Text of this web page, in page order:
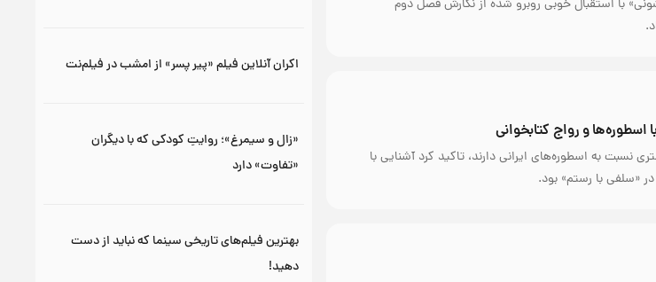
با استقبال خوبی روبرو شده از نگارش فصل دوم
اسطوره‌ها و رواج کتابخوانی
نسبت به اسطوره‌های ایرانی دارند، تاکید کرد آشنایی با
«سلفی با رستم» بود.
اکران آنلاین فیلم «پیر پسر» از امشب در فیلم‌نت
«زال و سیمرغ»؛ روایتِ کودکی که با دیگران
«تفاوت» دارد
بهترین فیلم‌های تاریخی سینما که نباید از دست
دهید!